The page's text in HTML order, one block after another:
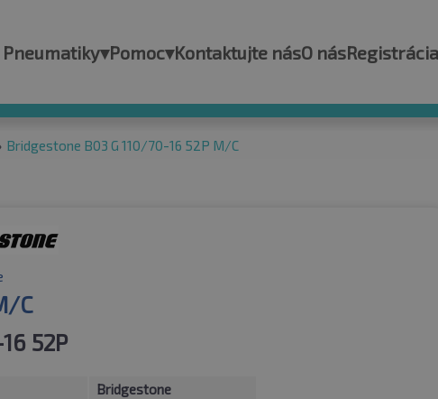
Pneumatiky▾Pomoc▾Kontaktujte násO nás
Bridgestone B03 G 110/70-16 52P M/C
C
52P
Bridgestone